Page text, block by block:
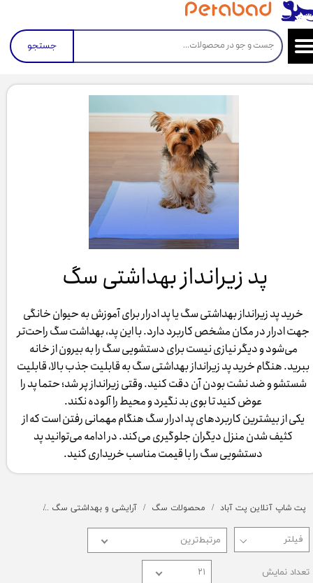
جستجو
پد زیرانداز بهداشتی سگ ​​​​​​​
خرید پد زیرانداز بهداشتی سگ یا پد ادرار برای آموزش به حیوان خانگی
جهت ادرار در مکان مشخص کاربرد دارد. با این پد، بهداشت سگ راحت‌تر
می‎‌شود و دیگر نیازی نیست برای دستشویی سگ را به بیرون از خانه
ببرید. هنگام خرید پد زیرانداز بهداشتی سگ به قابلیت جذب بالا، قابلیت
شستشو و ضد نشت بودن آن دقت کنید. وقتی زیرانداز پر شد؛ حتما پد را
عوض کنید تا بوی بد نگیرد و محیط را آلوده نکند.
​​​​​​​یکی از بیشترین کاربردهای پد ادرار سگ هنگام مهمانی رفتن است که از
کثیف شدن منزل دیگران جلوگیری می‌کند. در ادامه می‌توانید پد
دستشویی سگ را با قیمت مناسب خریداری کنید.
پت شاپ آنلاین پت آباد محصولات سگ آرایشی و بهداشتی سگ
مرتبط‌ترین
تعداد نمایش ۲۱